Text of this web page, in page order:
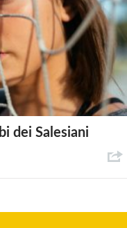
dei Salesiani